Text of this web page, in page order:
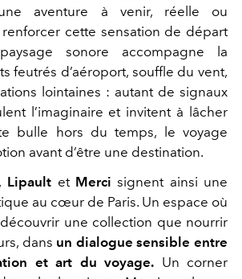
aventure à venir, réelle ou
renforcer cette sensation de départ
sonore accompagne la
feutrés d’aéroport, souffle du vent,
lointaines : autant de signaux
l’imaginaire et invitent à lâcher
bulle hors du temps, le voyage
avant d’être une destination.
Lipault etMercisignent ainsi une
au cœur de Paris. Un espace où
découvrir une collection que nourrir
dans un dialogue sensible entre
et art du voyage. Un corner